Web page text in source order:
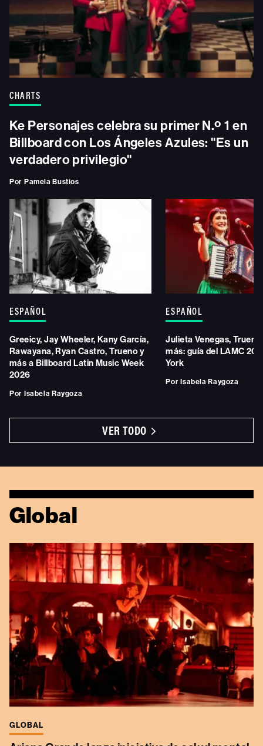
CHARTS
Ke Personajes celebra su primer N.º 1 en
Billboard con Los Ángeles Azules: "Es un
verdadero privilegio"
Por Pamela Bustios
ESPAÑOL
Greeicy, Jay Wheeler, Kany García,
Rawayana, Ryan Castro, Trueno y
más a Billboard Latin Music Week
2026
Por Isabela Raygoza
ESPAÑOL
Julieta Venegas,
más: guía del LAMC
York
Por Isabela Raygoza
VER TODO
Global
GLOBAL